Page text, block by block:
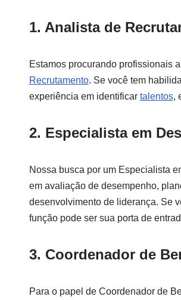
1. Analista de
Estamos procurando profissionais
Recrutamento. Se você tem
experiência em identificar talentos,
2. Especialista em
Nossa busca por um Especialista
em avaliação de desempenho,
desenvolvimento de liderança. Se
função pode ser sua porta de
3. Coordenador de
Para o papel de Coordenador de